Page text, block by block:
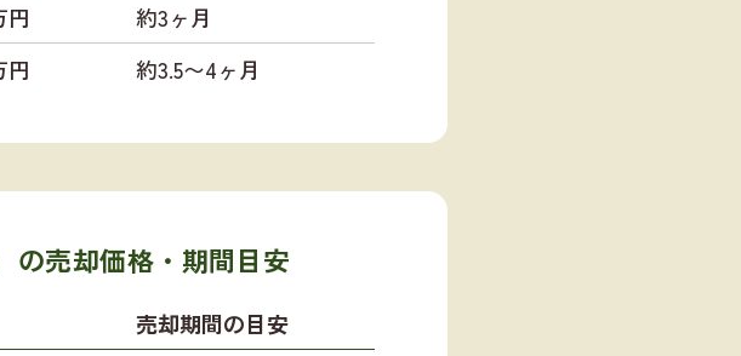
円
約3ヶ月
円 約3.5〜4ヶ月
の売却価格・期間目安
売却期間の目安